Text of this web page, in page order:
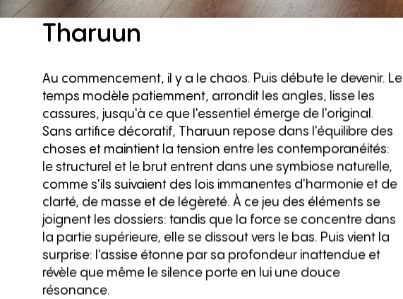
Tharuun
Au commencement, il y a le chaos. Puis débute le devenir. Le
temps modèle patiemment, arrondit les angles, lisse les
cassures, jusqu'à ce que l'essentiel émerge de l'original.
Sans artifice décoratif, Tharuun repose dans l'équilibre des
choses et maintient la tension entre les contemporanéités:
le structurel et le brut entrent dans une symbiose naturelle,
comme s'ils suivaient des lois immanentes d'harmonie et de
clarté, de masse et de légèreté. À ce jeu des éléments se
joignent les dossiers: tandis que la force se concentre dans
la partie supérieure, elle se dissout vers le bas. Puis vient la
surprise: l'assise étonne par sa profondeur inattendue et
révèle que même le silence porte en lui une douce
résonance.